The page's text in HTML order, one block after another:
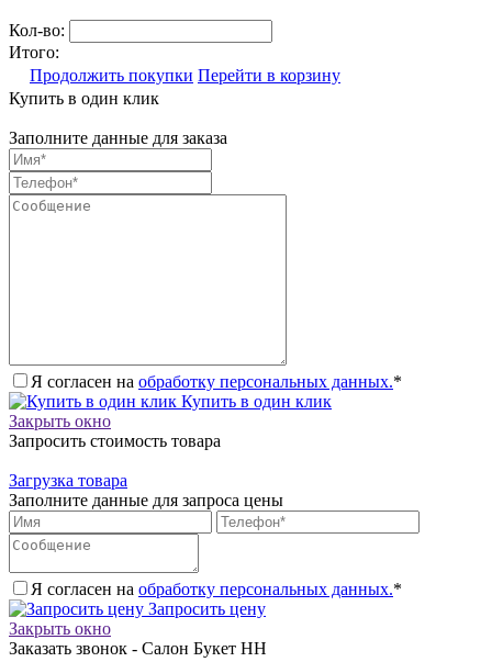
Кол-во:
Итого:
Продолжить покупки Перейти в корзину
Купить в один клик
Заполните данные для заказа
Я согласен на обработку персональных данных.*
Купить в один клик
Закрыть окно
Запросить стоимость товара
Загрузка товара
Заполните данные для запроса цены
Я согласен на обработку персональных данных.*
Запросить цену
Закрыть окно
Заказать звонок - Салон Букет НН